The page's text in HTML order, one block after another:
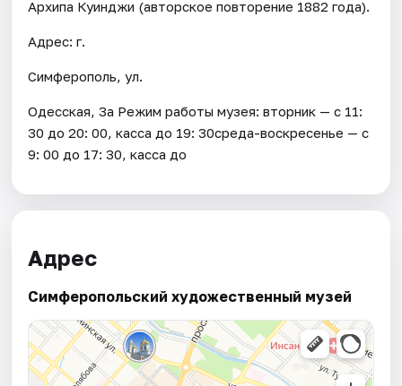
Архипа Куинджи (авторское повторение 1882 года).
Адрес: г.
Симферополь, ул.
Одесская, 3а Режим работы музея: вторник — с 11:
30 до 20: 00, касса до 19: 30среда-воскресенье — с
9: 00 до 17: 30, касса до
Адрес
Симферопольский художественный музей